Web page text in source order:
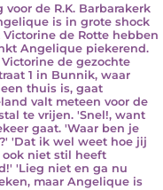
de R.K. Barbarakerk
is in grote shock
de Rotte hebben
Angelique piekerend.
de gezochte
1 in Bunnik, waar
thuis is, gaat
valt meteen voor de
te vrijen. 'Snel!, want
gaat. 'Waar ben je
'Dat ik wel weet hoe jij
niet stil heeft
'Lieg niet en ga nu
maar Angelique is